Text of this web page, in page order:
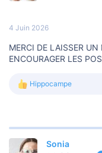
4 Juin 2026
MERCI DE LAISSER
ENCOURAGER LES
L
é
c
Hippocampe
Sonia